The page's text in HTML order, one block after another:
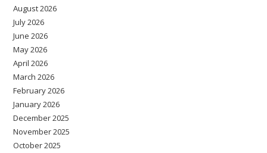
August 2026
July 2026
June 2026
May 2026
April 2026
March 2026
February 2026
January 2026
December 2025
November 2025
October 2025